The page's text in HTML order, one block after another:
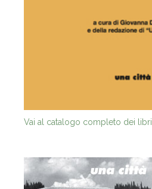
Vai al catalogo completo dei libri